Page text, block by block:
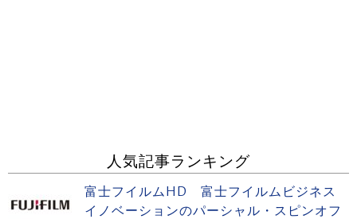
人気記事ランキング
富士フイルムHD 富士フイルムビジネス
イノベーションのパーシャル・スピンオフ